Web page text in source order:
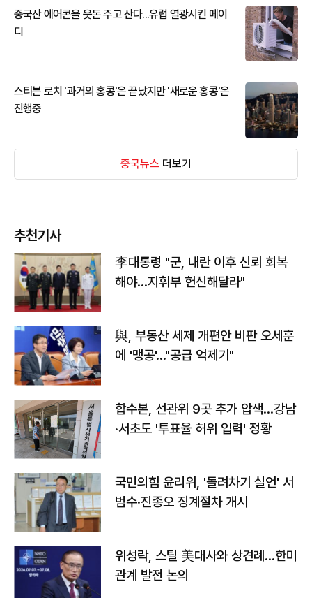
중국산 에어콘을 웃돈 주고 산다...유럽 열광시킨 메이
디
스티븐 로치 '과거의 홍콩'은 끝났지만 '새로운 홍콩'은
진행중
중국뉴스 더보기
추천기사
李대통령 "군, 내란 이후 신뢰 회복
해야…지휘부 헌신해달라"
與, 부동산 세제 개편안 비판 오세훈
에 '맹공'…"공급 억제기"
합수본, 선관위 9곳 추가 압색…강남
·서초도 '투표율 허위 입력' 정황
국민의힘 윤리위, '돌려차기 실언' 서
범수·진종오 징계절차 개시
위성락, 스틸 美대사와 상견례…한미
관계 발전 논의